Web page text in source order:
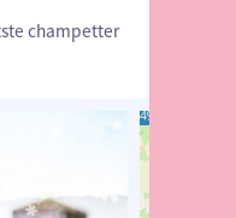
champetter